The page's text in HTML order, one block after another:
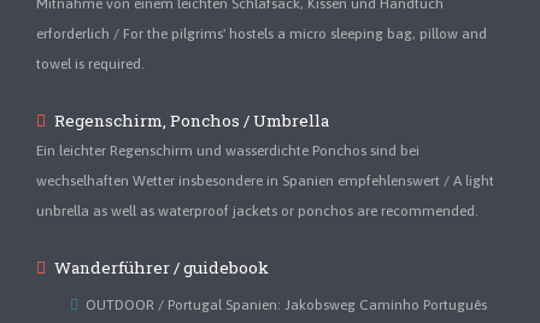
Mitnahme von einem leichten Schlafsack, Kissen und Handtuch
erforderlich / For the pilgrims' hostels a micro sleeping bag, pillow and
towel is required.
Regenschirm, Ponchos / Umbrella
Ein leichter Regenschirm und wasserdichte Ponchos sind bei
wechselhaften Wetter insbesondere in Spanien empfehlenswert / A light
unbrella as well as waterproof jackets or ponchos are recommended.
Wanderführer / guidebook
OUTDOOR / Portugal Spanien: Jakobsweg Caminho Português